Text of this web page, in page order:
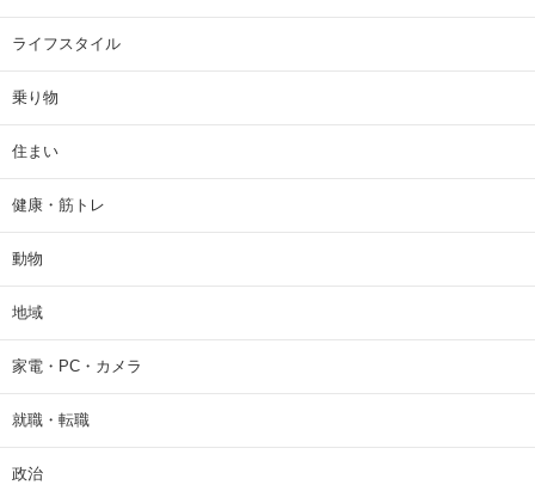
ライフスタイル
乗り物
住まい
健康・筋トレ
動物
地域
家電・PC・カメラ
就職・転職
政治